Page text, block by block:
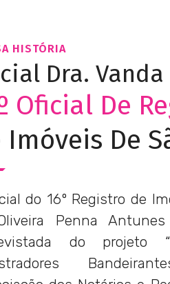
HISTÓRIA
Dra.
Oficial De
Imóveis De
do 16º Registro de
Penna
do projeto